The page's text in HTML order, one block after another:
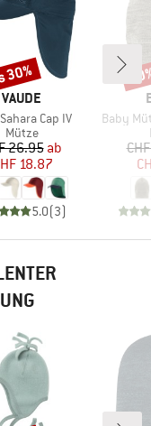
MARKE
VAUDE
Cap IV
Produktgruppe
Mütze
Preis
26.95
reduzierter Preis
ab
18.87
5.0(3)
30%
Artikel
Baby